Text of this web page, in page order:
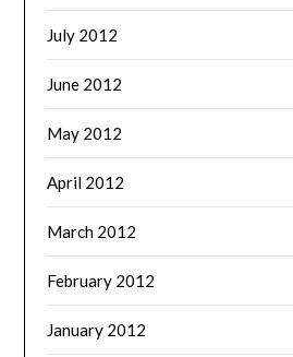
July 2012
June 2012
May 2012
April 2012
March 2012
February 2012
January 2012